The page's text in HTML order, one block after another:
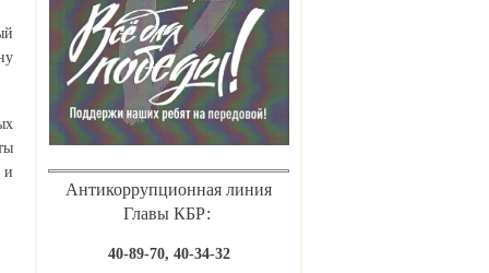
Антикоррупционная линия
Главы КБР:
40-89-70, 40-34-32
и